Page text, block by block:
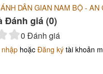
DÂN GIAN NAM BỘ -
Đánh giá (0)
0 Đánh giá
hoặc Đăng ký tài khoản